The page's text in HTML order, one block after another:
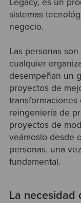
sistemas
negocio.
Las personas
cualquier
desempeñan un
proyectos de
transformaciones
reingeniería de
proyectos de
veámoslo desde
personas, una
fundamental.
La necesidad